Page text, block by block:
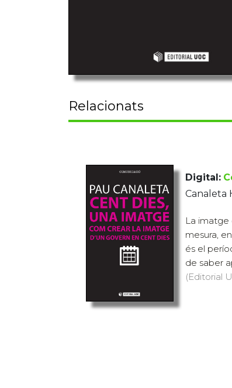
Relacionats
Digital:
Canaleta
La imatge
mesura,
és el
de saber
(Editorial